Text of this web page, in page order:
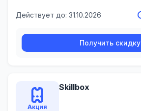
Действует до: 31.10.2026
Получить скидку
Акция
Skillbox